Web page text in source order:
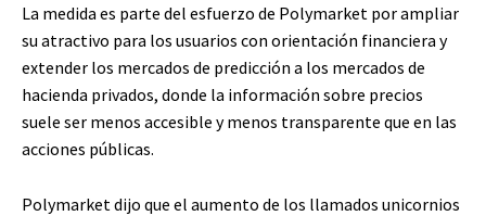
La medida es parte del esfuerzo de Polymarket por ampliar
su atractivo para los usuarios con orientación financiera y
extender los mercados de predicción a los mercados de
hacienda privados, donde la información sobre precios
suele ser menos accesible y menos transparente que en las
acciones públicas.
Polymarket dijo que el aumento de los llamados unicornios